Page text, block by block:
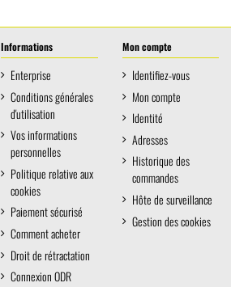
Informations
Enterprise
Conditions générales
d'utilisation
Vos informations
personnelles
Politique relative aux
cookies
Paiement sécurisé
Comment acheter
Droit de rétractation
Connexion ODR
Mon compte
Identifiez-vous
Mon compte
Identité
Adresses
Historique des
commandes
Hôte de surveillance
Gestion des cookies